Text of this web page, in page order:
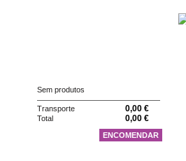
Sem produtos
Transporte 0,00 €
Total 0,00 €
ENCOMENDAR